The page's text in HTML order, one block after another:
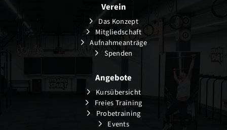
Verein
Das Konzept
Mitgliedschaft
Aufnahmeanträge
Spenden
Angebote
Kursübersicht
Freies Training
Probetraining
Events